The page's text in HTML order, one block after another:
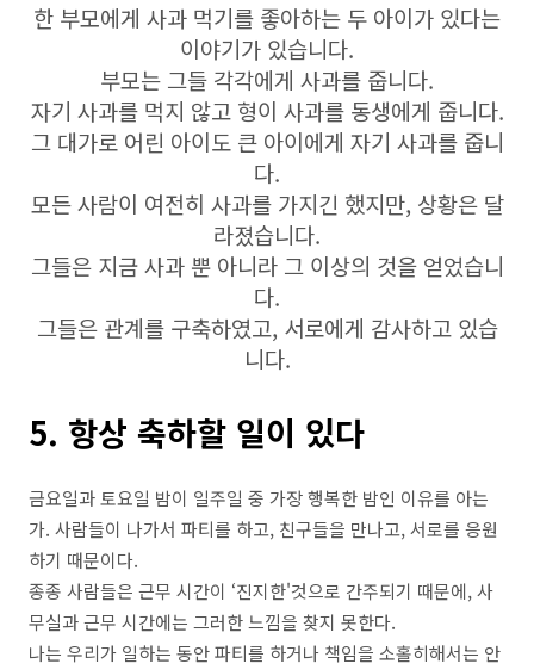
한 부모에게 사과 먹기를 좋아하는 두 아이가 있다는
이야기가 있습니다.
부모는 그들 각각에게 사과를 줍니다.
자기 사과를 먹지 않고 형이 사과를 동생에게 줍니다.
그 대가로 어린 아이도 큰 아이에게 자기 사과를 줍니
다.
모든 사람이 여전히 사과를 가지긴 했지만, 상황은 달
라졌습니다.
그들은 지금 사과 뿐 아니라 그 이상의 것을 얻었습니
다.
그들은 관계를 구축하였고, 서로에게 감사하고 있습
니다.
5. 항상 축하할 일이 있다
금요일과 토요일 밤이 일주일 중 가장 행복한 밤인 이유를 아는
가. 사람들이 나가서 파티를 하고, 친구들을 만나고, 서로를 응원
하기 때문이다.
종종 사람들은 근무 시간이 ‘진지한'것으로 간주되기 때문에, 사
무실과 근무 시간에는 그러한 느낌을 찾지 못한다.
나는 우리가 일하는 동안 파티를 하거나 책임을 소홀히해서는 안